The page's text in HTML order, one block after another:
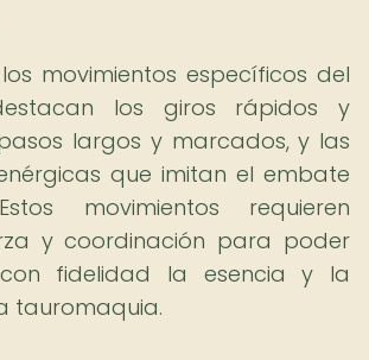
movimientos específicos del
los giros rápidos y
largos y marcados, y las
que imitan el embate
movimientos requieren
y coordinación para poder
fidelidad la esencia y la
tauromaquia.